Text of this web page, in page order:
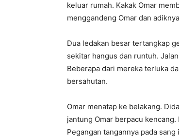
keluar rumah. Kakak Omar
menggandeng Omar dan
Dua ledakan besar tertangkap
sekitar hangus dan runtuh.
Beberapa dari mereka terluka
bersahutan.
Omar menatap ke belakang.
jantung Omar berpacu
Pegangan tangannya pada